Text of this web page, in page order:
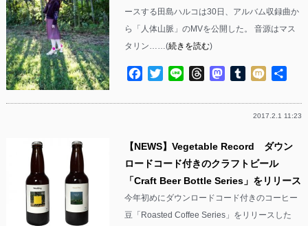
ースする田島ハルコは30日、アルバム収録曲か
ら「人体山脈」のMVを公開した。 音源はマス
タリン……(続きを読む)
Facebook
TwitterLine ThreadsMastodon
Tumblr
Mixi
2017.2.1 11:23
【NEWS】Vegetable Record ダウン
ロードコード付きのクラフトビール
「Craft Beer Bottle Series」をリリース
今年初めにダウンロードコード付きのコーヒー
豆「Roasted Coffee Series」をリリースした